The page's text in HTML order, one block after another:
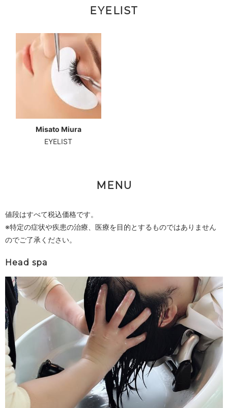
EYELIST
Misato Miura
EYELIST
MENU
値段はすべて税込価格です。
※特定の症状や疾患の治療、医療を目的とするものではありません
のでご了承ください。
Head spa